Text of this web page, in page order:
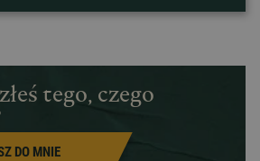
tego, czego
DO MNIE